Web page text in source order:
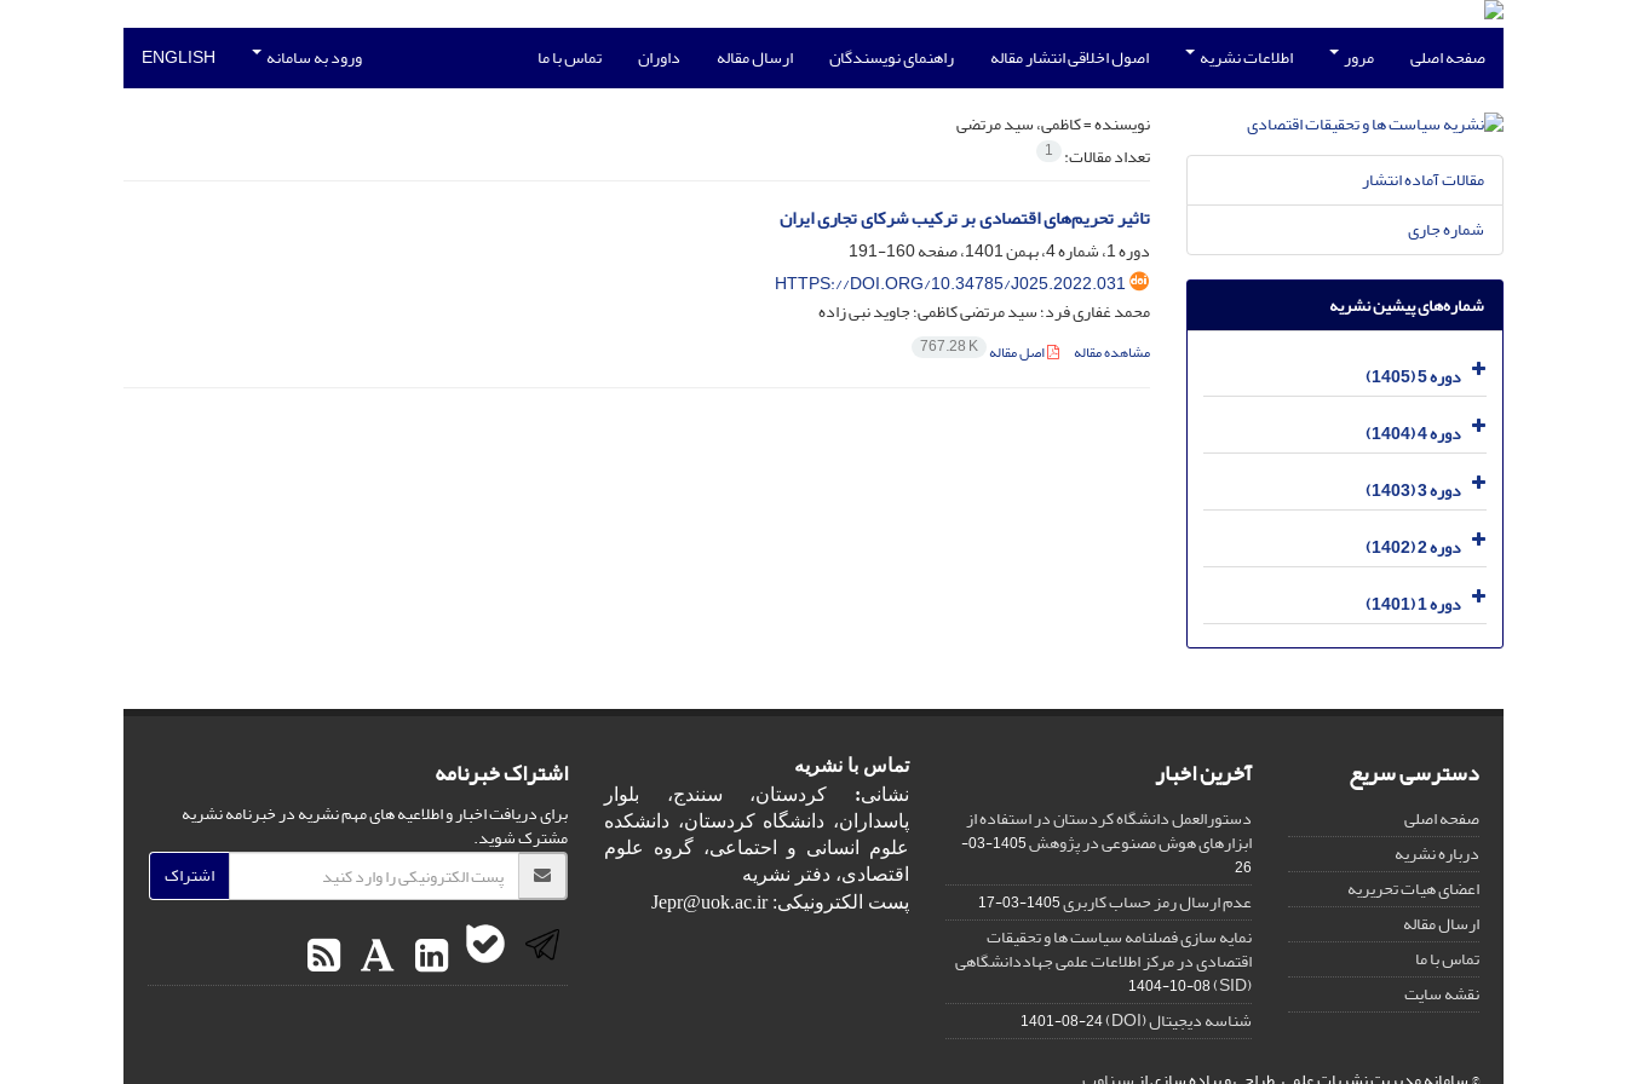
صفحه اصلی مرور اطلاعات نشریه اصول اخلاقی انتشار مقاله راهنمای نویسندگان ارسال مقاله داوران تماس با ما ورود به سامانه ENGLISH
نویسنده =کاظمی، سید مرتضی
تعداد مقالات: 1
تاثیر تحریم‌های اقتصادی بر ترکیب شرکای تجاری ایران
دوره 1، شماره 4، بهمن 1401، صفحه
160-191
HTTPS://DOI.ORG/10.34785/J025.2022.031
محمد غفاری فرد؛ سید مرتضی کاظمی؛ جاوید نبی زاده
مشاهده مقاله اصل مقاله 767.28 K
مقالات آماده انتشار
شماره جاری
شماره‌های پیشین نشریه
دوره 5 (1405)
دوره 4 (1404)
دوره 3 (1403)
دوره 2 (1402)
دوره 1 (1401)
دسترسی سریع
صفحه اصلی
درباره نشریه
اعضای هیات تحریریه
ارسال مقاله
تماس با ما
نقشه سایت
آخرین اخبار
دستورالعمل دانشگاه کردستان در استفاده از
ابزارهای هوش مصنوعی در پژوهش
1405-03-
26
عدم ارسال رمز حساب کاربری1405-03-17
نمایه سازی فصلنامه سیاست ها و تحقیقات
اقتصادی در مرکز اطلاعات علمی جهاددانشگاهی
(SID)
1404-10-08
شناسه دیجیتال (DOI) 1401-08-24
تماس با نشریه
نشانی: کردستان، سنندج، بلوار
پاسداران، دانشگاه کردستان، دانشکده
علوم انسانی و احتماعی، گروه علوم
اقتصادی، دفتر نشریه
پست الکترونیکی: Jepr@uok.ac.ir
اشتراک خبرنامه
برای دریافت اخبار و اطلاعیه های مهم نشریه در خبرنامه نشریه
مشترک شوید.
اشتراک